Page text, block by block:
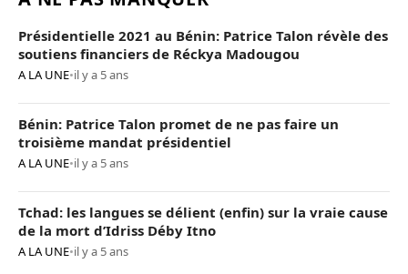
Présidentielle 2021 au Bénin: Patrice Talon révèle des
soutiens financiers de Réckya Madougou
A LA UNE•il y a 5 ans
Bénin: Patrice Talon promet de ne pas faire un
troisième mandat présidentiel
A LA UNE•il y a 5 ans
Tchad: les langues se délient (enfin) sur la vraie cause
de la mort d’Idriss Déby Itno
A LA UNE•il y a 5 ans